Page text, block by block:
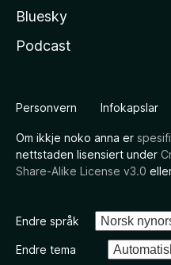
Bluesky
Podcast
Personvern Infokapslar
Om ikkje noko anna er
nettstaden lisensiert under
Share-Alike License v3.0
Endre språk
Endre tema